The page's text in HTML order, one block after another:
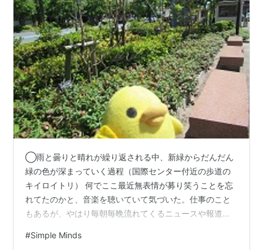
◯雨と曇りと晴れが繰り返される中、新緑からだんだん
緑の色が深まっていく過程（国際センター付近の歩道の
キイロイトリ） 何でここ最近無表情が募り笑うことを忘
れてたのかと、音楽を聴いていて気づいた。仕事のこと
もあるが、やはり毎朝毎晩流れてくるニュースや報道が
されてるかのような嘘と欺瞞に塗りつぶされた、DV被害
#Simple Minds